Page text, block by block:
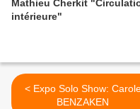
Mathieu Cherkit
intérieure"
< Expo Solo Show: Carole
BENZAKEN